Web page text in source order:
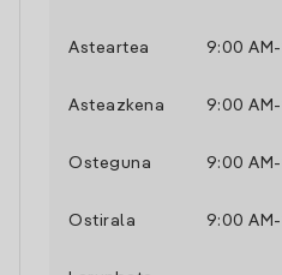
Asteartea
9:00 AM -
Asteazkena
9:00 AM -
Osteguna
9:00 AM -
Ostirala
9:00 AM -